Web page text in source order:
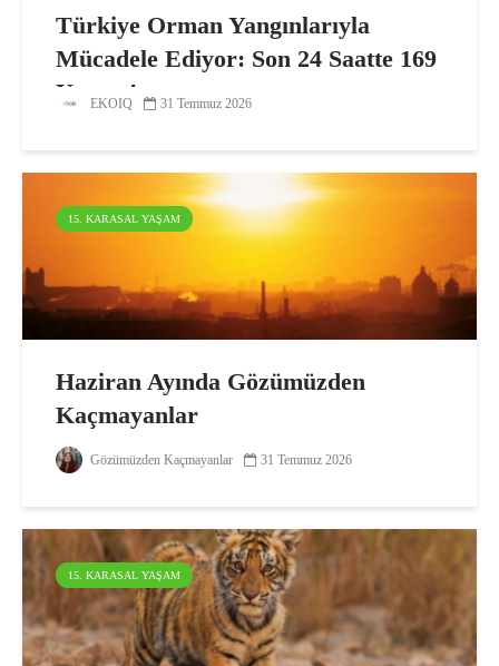
Türkiye Orman Yangınlarıyla
Mücadele Ediyor: Son 24 Saatte 169
Yangın!
EKOIQ 31 Temmuz 2026
15. KARASAL YAŞAM
Haziran Ayında Gözümüzden
Kaçmayanlar
Gözümüzden Kaçmayanlar 31 Temmuz 2026
15. KARASAL YAŞAM